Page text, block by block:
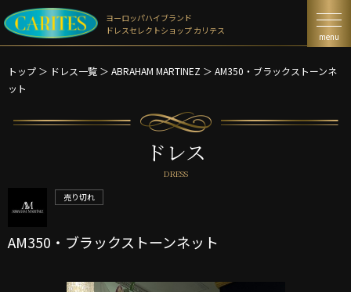
ヨーロッパハイブランド
ドレスセレクトショップ カリテス
menu
トップ ＞ ドレス一覧 ＞ ABRAHAM MARTINEZ ＞ AM350・ブラックストーンネ
ット
ドレス
DRESS
売り切れ
AM350・ブラックストーンネット